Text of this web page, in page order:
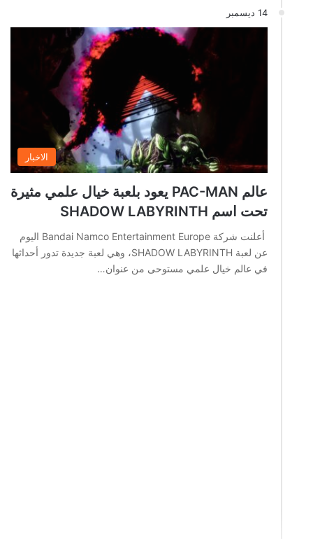
14 ديسمبر
الاخبار
عالم PAC-MAN يعود بلعبة خيال علمي مثيرة
تحت اسم SHADOW LABYRINTH
أعلنت شركة Bandai Namco Entertainment Europe اليوم
عن لعبة SHADOW LABYRINTH، وهي لعبة جديدة تدور أحداثها
في عالم خيال علمي مستوحى من عنوان…